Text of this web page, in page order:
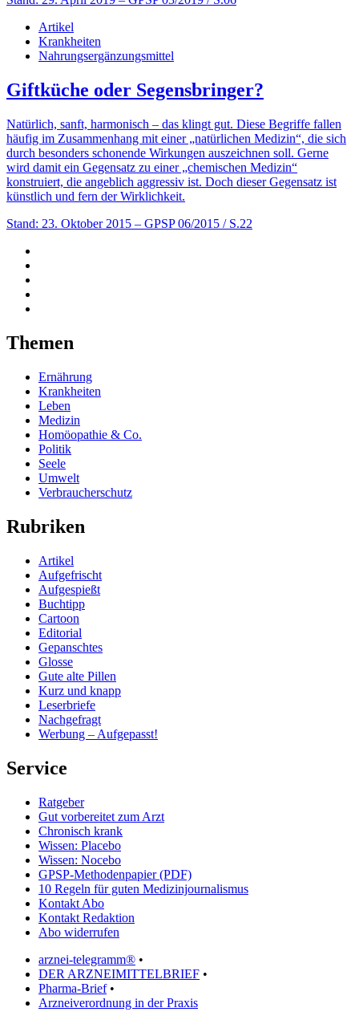
Artikel
Krankheiten
Nahrungsergänzungsmittel
Giftküche oder Segensbringer?
Natürlich, sanft, harmonisch – das klingt gut. Diese Begriffe fallen
häufig im Zusammenhang mit einer „natürlichen Medizin“, die sich
durch besonders schonende Wirkungen auszeichnen soll. Gerne
wird damit ein Gegensatz zu einer „chemischen Medizin“
konstruiert, die angeblich aggressiv ist. Doch dieser Gegensatz ist
künstlich und fern der Wirklichkeit.
Stand: 23. Oktober 2015 – GPSP 06/2015 / S.22
Themen
Ernährung
Krankheiten
Leben
Medizin
Homöopathie & Co.
Politik
Seele
Umwelt
Verbraucherschutz
Rubriken
Artikel
Aufgefrischt
Aufgespießt
Buchtipp
Cartoon
Editorial
Gepanschtes
Glosse
Gute alte Pillen
Kurz und knapp
Leserbriefe
Nachgefragt
Werbung – Aufgepasst!
Service
Ratgeber
Gut vorbereitet zum Arzt
Chronisch krank
Wissen: Placebo
Wissen: Nocebo
GPSP-Methodenpapier (PDF)
10 Regeln für guten Medizinjournalismus
Kontakt Abo
Kontakt Redaktion
Abo widerrufen
arznei-telegramm® •
DER ARZNEIMITTELBRIEF •
Pharma-Brief•
Arzneiverordnung in der Praxis